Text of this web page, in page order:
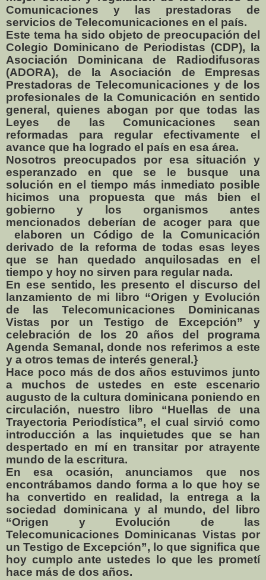
Comunicaciones y las prestadoras de
servicios de Telecomunicaciones en el país.
Este tema ha sido objeto de preocupación del
Colegio Dominicano de Periodistas (CDP), la
Asociación Dominicana de Radiodifusoras
(ADORA), de la Asociación de Empresas
Prestadoras de Telecomunicaciones y de los
profesionales de la Comunicación en sentido
general, quienes abogan por que todas las
Leyes de las Comunicaciones sean
reformadas para regular efectivamente el
avance que ha logrado el país en esa área.
Nosotros preocupados por esa situación y
esperanzado en que se le busque una
solución en el tiempo más inmediato posible
hicimos una propuesta que más bien el
gobierno y los organismos antes
mencionados deberían de acoger para que
elaboren un Código de la Comunicación
derivado de la reforma de todas esas leyes
que se han quedado anquilosadas en el
tiempo y hoy no sirven para regular nada.
En ese sentido, les presento el discurso del
lanzamiento de mi libro “Origen y Evolución
de las Telecomunicaciones Dominicanas
Vistas por un Testigo de Excepción” y
celebración de los 20 años del programa
Agenda Semanal, donde nos referimos a este
y a otros temas de interés general.}
Hace poco más de dos años estuvimos junto
a muchos de ustedes en este escenario
augusto de la cultura dominicana poniendo en
circulación, nuestro libro “Huellas de una
Trayectoria Periodística”, el cual sirvió como
introducción a las inquietudes que se han
despertado en mí en transitar por atrayente
mundo de la escritura.
En esa ocasión, anunciamos que nos
encontrábamos dando forma a lo que hoy se
ha convertido en realidad, la entrega a la
sociedad dominicana y al mundo, del libro
“Origen y Evolución de las
Telecomunicaciones Dominicanas Vistas por
un Testigo de Excepción”, lo que significa que
hoy cumplo ante ustedes lo que les prometí
hace más de dos años.